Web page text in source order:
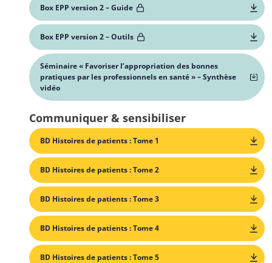
Box EPP version 2 – Guide
Box EPP version 2 – Outils
Séminaire « Favoriser l’appropriation des bonnes
pratiques par les professionnels en santé » – Synthèse
vidéo
Communiquer & sensibiliser
BD Histoires de patients : Tome 1
BD Histoires de patients : Tome 2
BD Histoires de patients : Tome 3
BD Histoires de patients : Tome 4
BD Histoires de patients : Tome 5